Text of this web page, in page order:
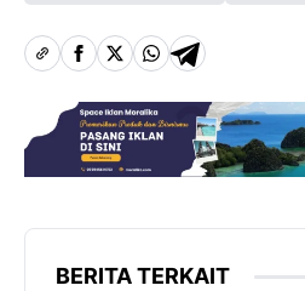
BERITA TERKAIT